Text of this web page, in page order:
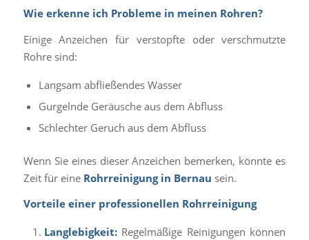
Wie erkenne ich Probleme in meinen Rohren?
Einige Anzeichen für verstopfte oder verschmutzte
Rohre sind:
Langsam abfließendes Wasser
Gurgelnde Geräusche aus dem Abfluss
Schlechter Geruch aus dem Abfluss
Wenn Sie eines dieser Anzeichen bemerken, könnte es
Zeit für eine Rohrreinigung in Bernau sein.
Vorteile einer professionellen Rohrreinigung
Langlebigkeit:Regelmäßige Reinigungen können